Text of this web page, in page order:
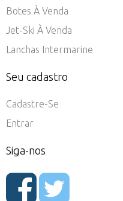
Botes À Venda
Jet-Ski À Venda
Lanchas Intermarine
Seu cadastro
Cadastre-Se
Entrar
Siga-nos